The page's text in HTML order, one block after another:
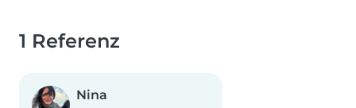
1 Referenz
Nina